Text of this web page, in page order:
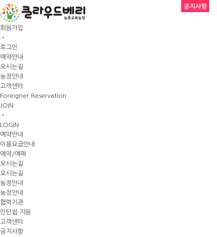
회원가입
•
로그인
예약안내
오시는길
농장안내
고객센터
Foreigner Reservation
JOIN
•
LOGIN
예약안내
이용요금안내
예약/예매
오시는길
오시는길
농장안내
농장안내
협력기관
인턴쉽 지원
고객센터
공지사항
공지사항